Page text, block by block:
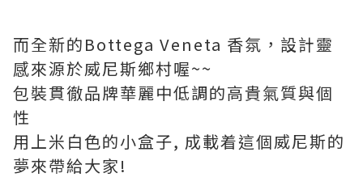
而全新的Bottega Veneta 香氛，設計靈
感來源於威尼斯鄉村喔~~
包裝貫徹品牌華麗中低調的高貴氣質與個
性
用上米白色的小盒子, 成載着這個威尼斯的
夢來帶給大家!